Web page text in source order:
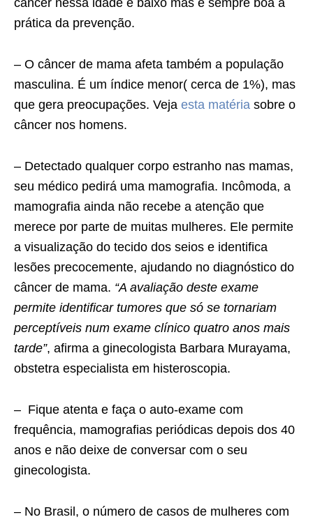
câncer nessa idade é baixo mas é sempre boa a
prática da prevenção.
– O câncer de mama afeta também a população
masculina. É um índice menor( cerca de 1%), mas
que gera preocupações. Veja esta matéria sobre o
câncer nos homens.
– Detectado qualquer corpo estranho nas mamas,
seu médico pedirá uma mamografia. Incômoda, a
mamografia ainda não recebe a atenção que
merece por parte de muitas mulheres. Ele permite
a visualização do tecido dos seios e identifica
lesões precocemente, ajudando no diagnóstico do
câncer de mama. “A avaliação deste exame
permite identificar tumores que só se tornariam
perceptíveis num exame clínico quatro anos mais
tarde”, afirma a ginecologista Barbara Murayama,
obstetra especialista em histeroscopia.
– Fique atenta e faça o auto-exame com
frequência, mamografias periódicas depois dos 40
anos e não deixe de conversar com o seu
ginecologista.
– No Brasil, o número de casos de mulheres com